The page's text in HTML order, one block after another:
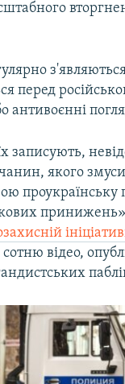
перед
антивоєнні
записують,
якого
проукраїнську
відео,